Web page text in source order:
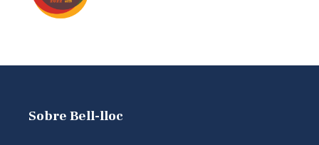
Sobre Bell-lloc